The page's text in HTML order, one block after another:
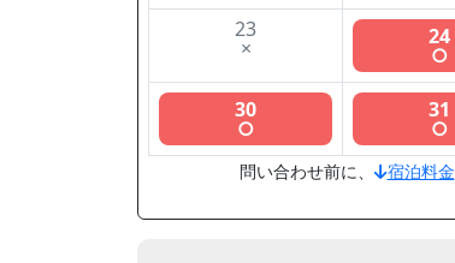
23
× 24
○
30
○
31
○
問い合わせ前に、 宿泊料金